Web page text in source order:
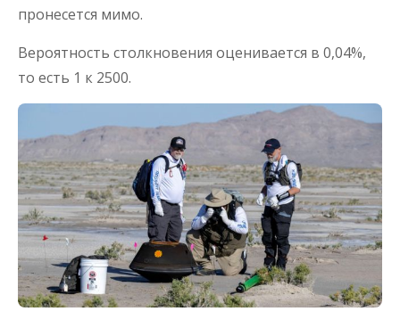
пронесется мимо.
Вероятность столкновения оценивается в 0,04%,
то есть 1 к 2500.